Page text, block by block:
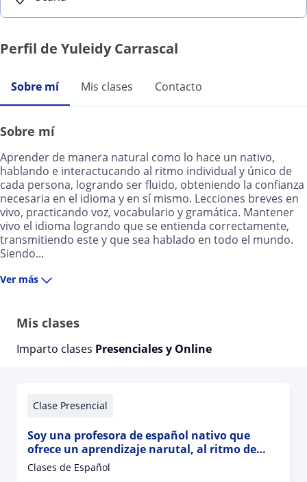
Perfil de Yuleidy Carrascal
Sobre mí Mis clases Contacto
Sobre mí
Aprender de manera natural como lo hace un nativo,
hablando e interactucando al ritmo individual y único de
cada persona, logrando ser fluido, obteniendo la confianza
necesaria en el idioma y en sí mismo. Lecciones breves en
vivo, practicando voz, vocabulario y gramática. Mantener
vivo el idioma logrando que se entienda correctamente,
transmitiendo este y que sea hablado en todo el mundo.
Siendo...
Ver más
Mis clases
Imparto clases Presenciales y Online
Clase Presencial
Soy una profesora de español nativo que
ofrece un aprendizaje narutal, al ritmo de
cada estudiante que desee aprender el idioma
Clases de Español